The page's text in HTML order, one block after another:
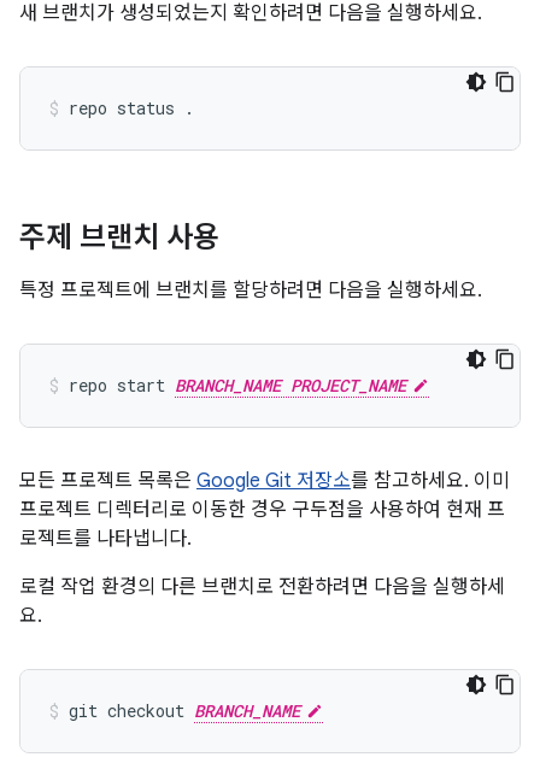
새 브랜치가 생성되었는지 확인하려면 다음을 실행하세요.
주제 브랜치 사용
특정 프로젝트에 브랜치를 할당하려면 다음을 실행하세요.
repo start BRANCH_NAME PROJECT_NAME
모든 프로젝트 목록은 Google Git 저장소를 참고하세요. 이미
프로젝트 디렉터리로 이동한 경우 구두점을 사용하여 현재 프
로젝트를 나타냅니다.
로컬 작업 환경의 다른 브랜치로 전환하려면 다음을 실행하세
요.
git checkout BRANCH_NAME